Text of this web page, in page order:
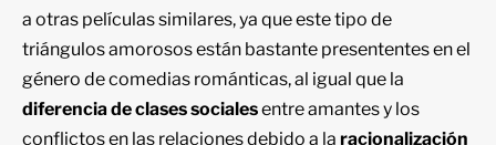
a otras películas similares, ya que este tipo de
triángulos amorosos están bastante presententes en el
género de comedias románticas, al igual que la
diferencia de clases socialesentre amantes y los
conflictos en las relaciones debido a la racionalización